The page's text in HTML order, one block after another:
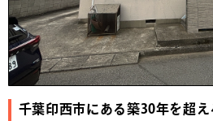
千葉印西市にある築30年を超